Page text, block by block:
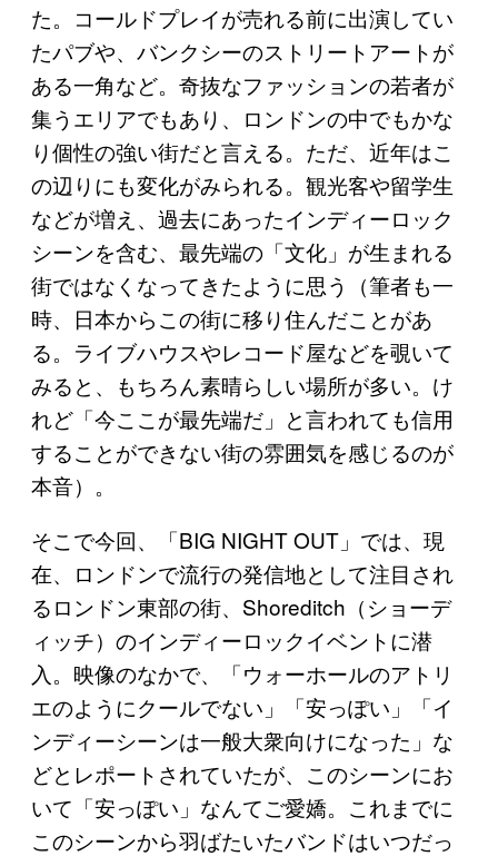
た。コールドプレイが売れる前に出演してい
たパブや、バンクシーのストリートアートが
ある一角など。奇抜なファッションの若者が
集うエリアでもあり、ロンドンの中でもかな
り個性の強い街だと言える。ただ、近年はこ
の辺りにも変化がみられる。観光客や留学生
などが増え、過去にあったインディーロック
シーンを含む、最先端の「文化」が生まれる
街ではなくなってきたように思う（筆者も一
時、日本からこの街に移り住んだことがあ
る。ライブハウスやレコード屋などを覗いて
みると、もちろん素晴らしい場所が多い。け
れど「今ここが最先端だ」と言われても信用
することができない街の雰囲気を感じるのが
本音）。
そこで今回、「BIG NIGHT OUT」では、現
在、ロンドンで流行の発信地として注目され
るロンドン東部の街、Shoreditch（ショーデ
ィッチ）のインディーロックイベントに潜
入。映像のなかで、「ウォーホールのアトリ
エのようにクールでない」「安っぽい」「イ
ンディーシーンは一般大衆向けになった」な
どとレポートされていたが、このシーンにお
いて「安っぽい」なんてご愛嬌。これまでに
このシーンから羽ばたいたバンドはいつだっ